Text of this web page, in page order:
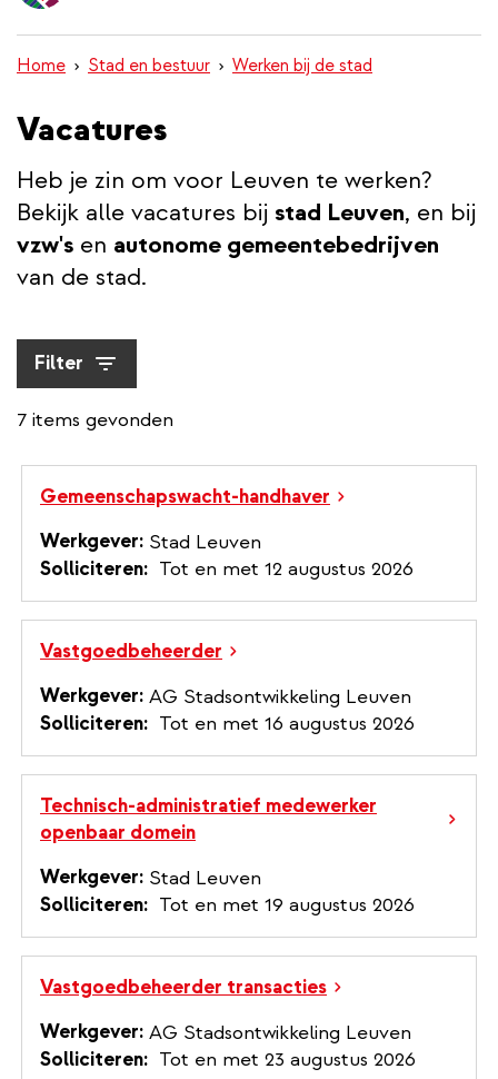
inhoud
gaan
Home Stad en bestuur Werken bij de stad
Vacatures
Heb je zin om voor Leuven te werken?
Bekijk alle vacatures bij stad Leuven, en bij
vzw's en autonome gemeentebedrijven
van de stad.
Filter
7 items gevonden
Gemeenschapswacht-handhaver
Werkgever Stad Leuven
Solliciteren
Tot en met 12 augustus 2026
Vastgoedbeheerder
Werkgever AG Stadsontwikkeling Leuven
Solliciteren
Tot en met 16 augustus 2026
Technisch-administratief medewerker
openbaar domein
Werkgever Stad Leuven
Solliciteren
Tot en met 19 augustus 2026
Vastgoedbeheerder transacties
Werkgever AG Stadsontwikkeling Leuven
Solliciteren
Tot en met 23 augustus 2026